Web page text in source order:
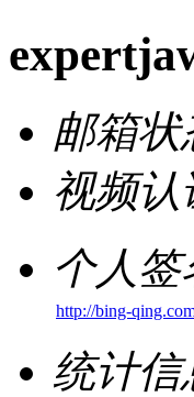
邮箱状
视频认
个人签
http://bing-
统计信